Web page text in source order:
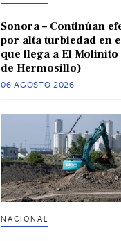
Sonora – Continúan
por alta turbiedad en
que llega a El Molinito
de Hermosillo)
06 AGOSTO 2026
NACIONAL